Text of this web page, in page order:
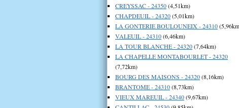
CREYSSAC - 24350(4,51km)
CHAPDEUIL - 24320(5,01km)
LA GONTERIE BOULOUNEIX - 24310
VALEUIL - 24310(6,46km)
LA TOUR BLANCHE - 24320(7,64km)
LA CHAPELLE MONTABOURLET - 24320
(7,72km)
BOURG DES MAISONS - 24320(8,16km)
BRANTOME - 24310(8,73km)
VIEUX MAREUIL - 24340(9,67km)